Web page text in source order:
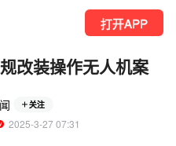
打开APP
改装操作无人机案
关注
  2025-3-27 07:31